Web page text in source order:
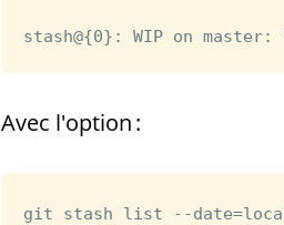
Avec l'option :
git stash list --